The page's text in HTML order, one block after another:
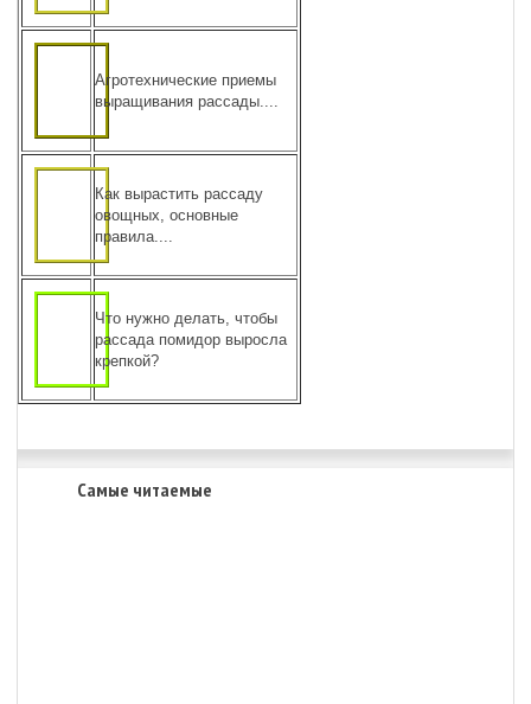
Агротехнические приемы
выращивания рассады....
Как вырастить рассаду
овощных, основные
правила....
Что нужно делать, чтобы
рассада помидор выросла
крепкой?
Самые читаемые